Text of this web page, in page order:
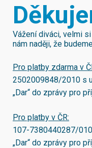
Vážení diváci, velmi
nám naději, že
Pro platby zdarma v
2502009848/2010 s
„Dar“ do zprávy pro
Pro platby v ČR:
107-7380440287/
„Dar“ do zprávy pro